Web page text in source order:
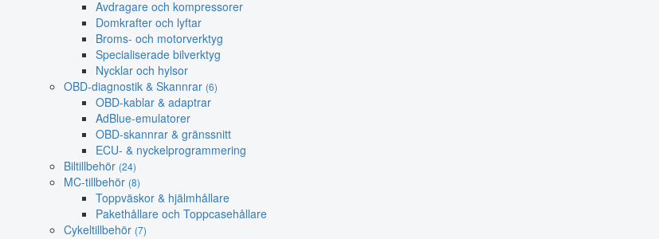
Avdragare och kompressorer
Domkrafter och lyftar
Broms- och motorverktyg
Specialiserade bilverktyg
Nycklar och hylsor
OBD-diagnostik & Skannrar (6)
OBD-kablar & adaptrar
AdBlue-emulatorer
OBD-skannrar & gränssnitt
ECU- & nyckelprogrammering
Biltillbehör (24)
MC-tillbehör (8)
Toppväskor & hjälmhållare
Pakethållare och Toppcasehållare
Cykeltillbehör (7)